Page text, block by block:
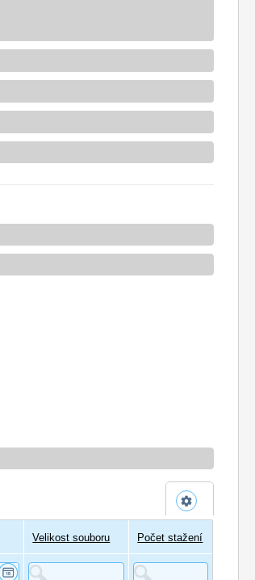
Velikost souboru Počet stažení